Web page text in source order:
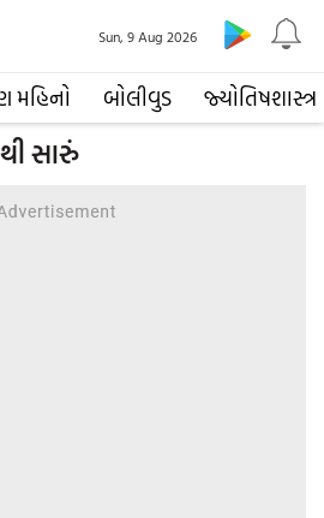
મહિનો બોલીવુડ જ્યોતિષશાસ્ત્ર
Sun, 9 Aug 2026
સારું